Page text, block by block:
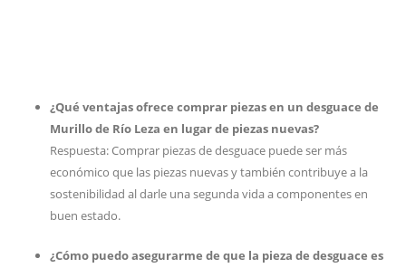
¿Qué ventajas ofrece comprar piezas en un desguace de
Murillo de Río Leza en lugar de piezas nuevas?
Respuesta: Comprar piezas de desguace puede ser más
económico que las piezas nuevas y también contribuye a la
sostenibilidad al darle una segunda vida a componentes en
buen estado.
¿Cómo puedo asegurarme de que la pieza de desguace es